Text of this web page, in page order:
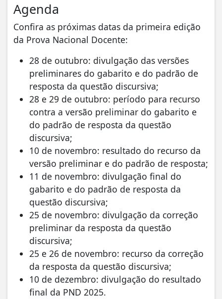
Agenda
Confira as próximas datas da primeira edição
da Prova Nacional Docente:
28 de outubro: divulgação das versões
preliminares do gabarito e do padrão de
resposta da questão discursiva;
28 e 29 de outubro: período para recurso
contra a versão preliminar do gabarito e
do padrão de resposta da questão
discursiva;
10 de novembro: resultado do recurso da
versão preliminar e do padrão de resposta;
11 de novembro: divulgação final do
gabarito e do padrão de resposta da
questão discursiva;
25 de novembro: divulgação da correção
preliminar da resposta da questão
discursiva;
25 e 26 de novembro: recurso da correção
da resposta da questão discursiva;
10 de dezembro: divulgação do resultado
final da PND 2025.